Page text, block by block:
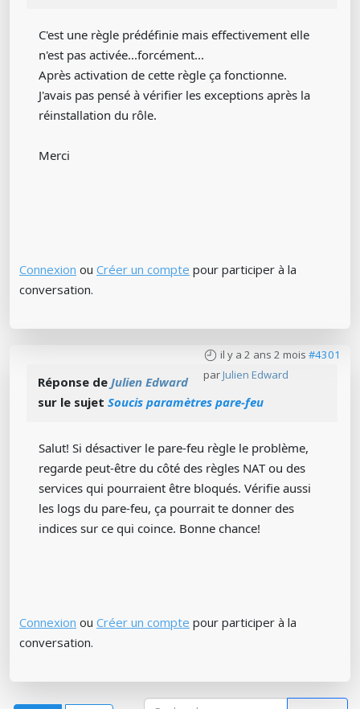
C'est une règle prédéfinie mais effectivement elle
n'est pas activée...forcément...
Après activation de cette règle ça fonctionne.
J'avais pas pensé à vérifier les exceptions après la
réinstallation du rôle.
Merci
Connexion ou Créer un compte pour participer à la
conversation.
il y a 2 ans 2 mois #4301
par Julien Edward
Réponse de Julien Edward
sur le sujet Soucis paramètres pare-feu
Salut! Si désactiver le pare-feu règle le problème,
regarde peut-être du côté des règles NAT ou des
services qui pourraient être bloqués. Vérifie aussi
les logs du pare-feu, ça pourrait te donner des
indices sur ce qui coince. Bonne chance! ‍
Connexion ou Créer un compte pour participer à la
conversation.